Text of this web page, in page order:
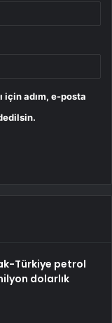
için adım, e-posta
Türkiye petrol
dolarlık